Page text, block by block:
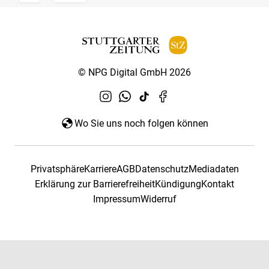
© NPG Digital GmbH 2026
Wo Sie uns noch folgen können
PrivatsphäreKarriereAGBDatenschutzMediadaten
Erklärung zur BarrierefreiheitKündigungKontakt
ImpressumWiderruf